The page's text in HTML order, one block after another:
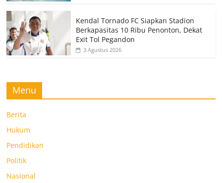
Kendal Tornado FC Siapkan Stadion
Berkapasitas 10 Ribu Penonton, Dekat
Exit Tol Pegandon
3 Agustus 2026
Menu
Berita
Hukum
Pendidikan
Politik
Nasional